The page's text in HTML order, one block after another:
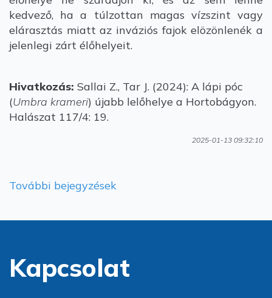
kedvező, ha a túlzottan magas vízszint vagy
elárasztás miatt az inváziós fajok elözönlenék a
jelenlegi zárt élőhelyeit.
Hivatkozás: Sallai Z., Tar J. (2024): A lápi póc
(Umbra krameri) újabb lelőhelye a Hortobágyon.
Halászat 117/4: 19.
2025-01-13 09:32:10
További bejegyzések
Kapcsolat